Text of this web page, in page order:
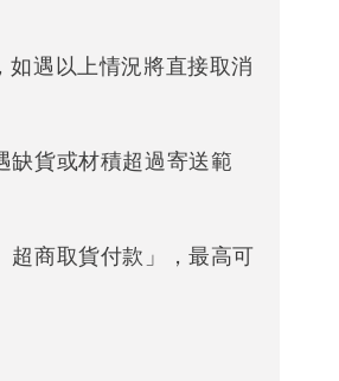
如遇以上情況將直接取消
缺貨或材積超過寄送範
超商取貨付款」，最高可